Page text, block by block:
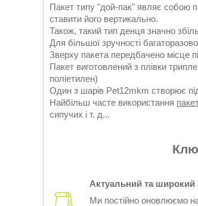
Пакет типу "дой-пак" являє собою
ставити його вертикально.
Також, такий тип денця значно
Для більшої зручності
Зверху пакета передбачено місце
Пакет виготовлений з плівки
поліетилен)
Один з шарів Pet12mkm створює
Найбільш часте використання
сипучих і т. д...
Актуальний та широкий
Ми постійно оновлюємо